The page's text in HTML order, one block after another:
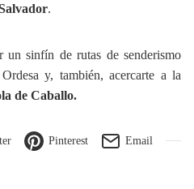
.
un sinfín de rutas de senderismo
y, también, acercarte a la
de Caballo.
Pinterest Email